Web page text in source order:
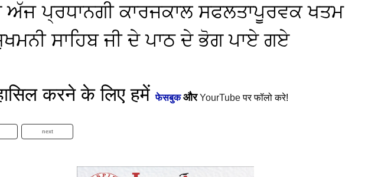
ਅੱਜ ਪ੍ਰਧਾਨਗੀ ਕਾਰਜਕਾਲ ਸਫਲਤਾਪੂਰਵਕ ਖਤਮ
ਸਾਹਿਬ ਜੀ ਦੇ ਪਾਠ ਦੇ ਭੋਗ ਪਾਏ ਗਏ
करने के लिए हमेंफेसबुक औरYourTube पर फॉलो करे!
next